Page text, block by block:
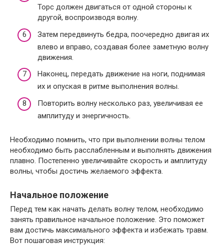
Торс должен двигаться от одной стороны к
другой, воспроизводя волну.
Затем передвинуть бедра, поочередно двигая их
влево и вправо, создавая более заметную волну
движения.
Наконец, передать движение на ноги, поднимая
их и опуская в ритме выполнения волны.
Повторить волну несколько раз, увеличивая ее
амплитуду и энергичность.
Необходимо помнить, что при выполнении волны телом
необходимо быть расслабленным и выполнять движения
плавно. Постепенно увеличивайте скорость и амплитуду
волны, чтобы достичь желаемого эффекта.
Начальное положение
Перед тем как начать делать волну телом, необходимо
занять правильное начальное положение. Это поможет
вам достичь максимального эффекта и избежать травм.
Вот пошаговая инструкция: